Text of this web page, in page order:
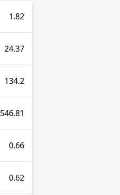
1.82
24.37
134.2
546.81
0.66
0.62